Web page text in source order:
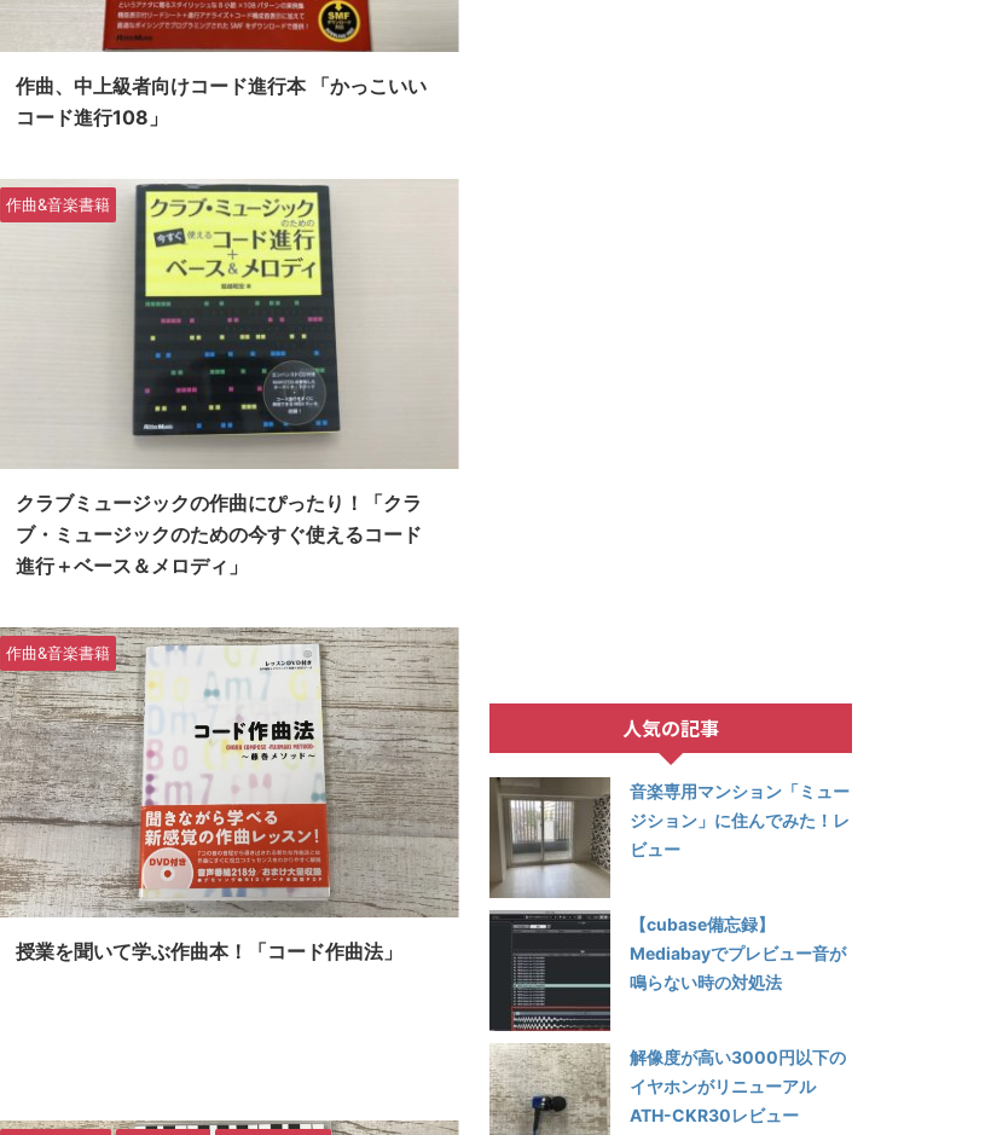
作曲、中上級者向けコード進行本 「かっこいい
コード進行108」
作曲&音楽書籍
クラブミュージックの作曲にぴったり！「クラ
ブ・ミュージックのための今すぐ使えるコード
進行＋ベース＆メロディ」
作曲&音楽書籍
授業を聞いて学ぶ作曲本！「コード作曲法」
人気の記事
音楽専用マンション「ミュー
ジション」に住んでみた！レ
ビュー
【cubase備忘録】
Mediabayでプレビュー音が
鳴らない時の対処法
解像度が高い3000円以下の
イヤホンがリニューアル
ATH-CKR30レビュー